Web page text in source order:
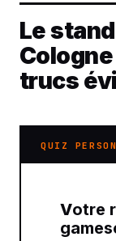
Le
Cologne
trucs
QUIZ
Votre recommandation sur